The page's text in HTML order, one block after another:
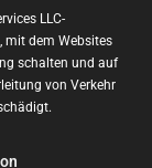
LLC-
mit dem Websites
schalten und auf
von Verkehr